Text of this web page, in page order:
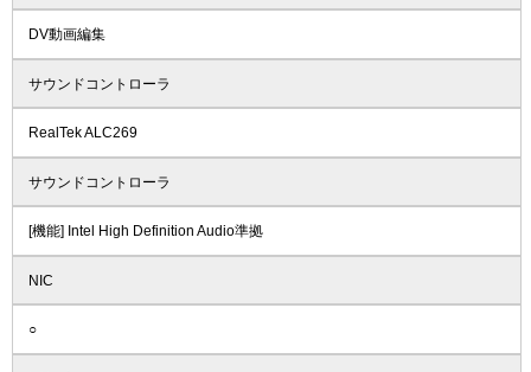
DV動画編集
サウンドコントローラ
RealTek ALC269
サウンドコントローラ
[機能] Intel High Definition Audio準拠
NIC
○